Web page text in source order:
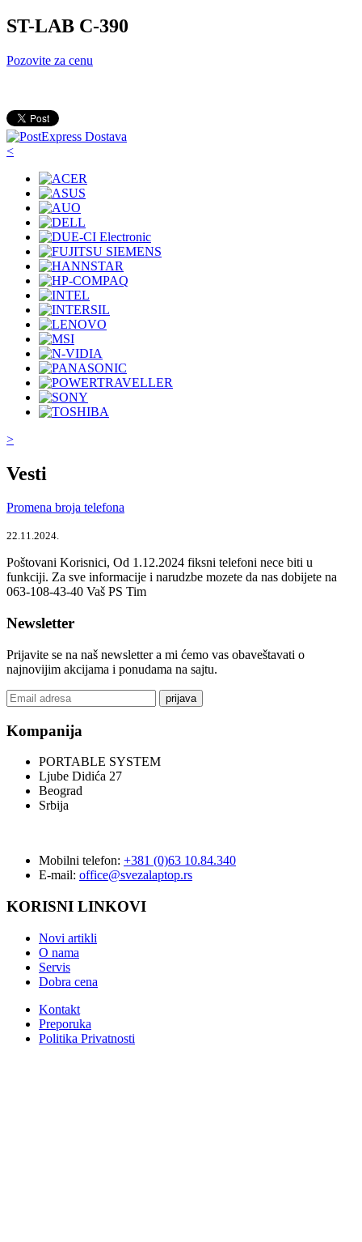
ST-LAB C-390
Pozovite za cenu
<
>
Vesti
Promena broja telefona
22.11.2024.
Poštovani Korisnici, Od 1.12.2024 fiksni telefoni nece biti u
funkciji. Za sve informacije i narudzbe mozete da nas dobijete na
063-108-43-40 Vaš PS Tim
Newsletter
Prijavite se na naš newsletter a mi ćemo vas obaveštavati o
najnovijim akcijama i ponudama na sajtu.
prijava
Kompanija
PORTABLE SYSTEM
Ljube Didića 27
Beograd
Srbija
Mobilni telefon: +381 (0)63 10.84.340
E-mail: office@svezalaptop.rs
KORISNI LINKOVI
Novi artikli
O nama
Servis
Dobra cena
Kontakt
Preporuka
Politika Privatnosti